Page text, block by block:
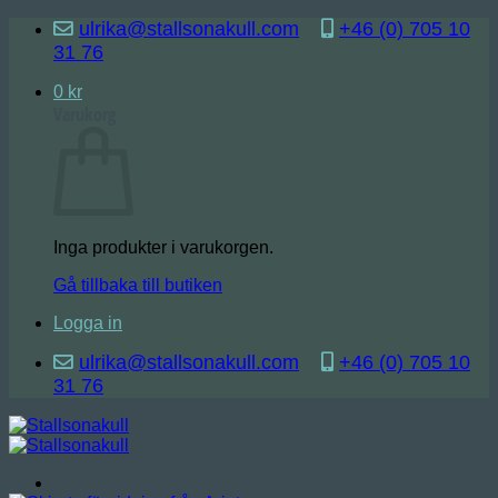
Skip
content
ulrika@stallsonakull.com
+46 (0) 705 10
31 76
0 kr
Inga produkter i varukorgen.
Gå tillbaka till butiken
Logga in
ulrika@stallsonakull.com
+46 (0) 705 10
31 76